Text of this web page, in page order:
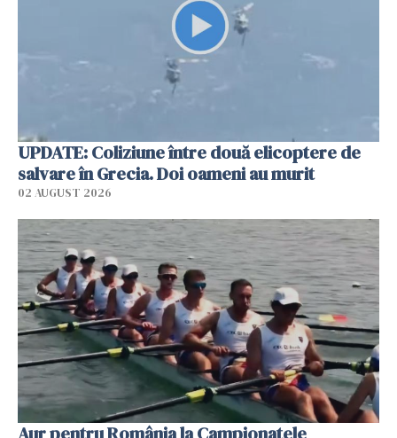
UPDATE: Coliziune între două elicoptere de
salvare în Grecia. Doi oameni au murit
02 AUGUST 2026